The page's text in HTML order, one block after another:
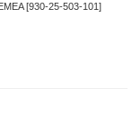
[930-25-503-101]